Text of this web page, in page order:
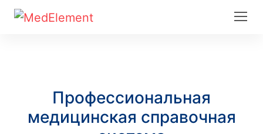
Профессиональная
медицинская справочная